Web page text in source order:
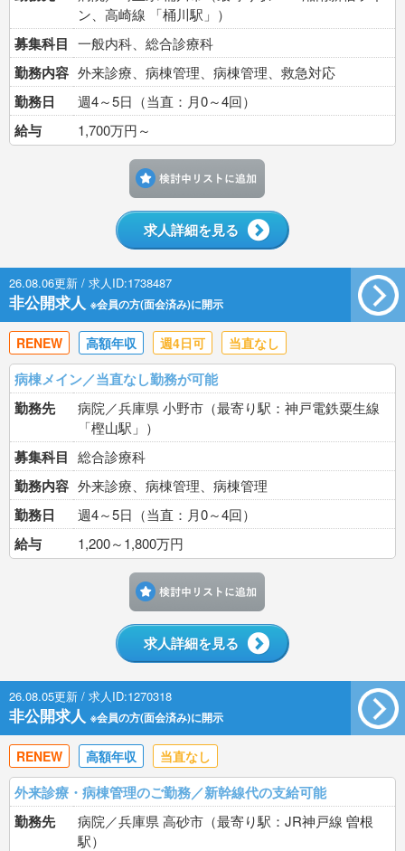
ン、高崎線 「桶川駅」）
募集科目 一般内科、総合診療科
勤務内容 外来診療、病棟管理、病棟管理、救急対応
勤務日 週4～5日（当直：月0～4回）
給与 1,700万円～
求人詳細を見る
26.08.06更新 / 求人ID:1738487
非公開求人 ※会員の方(面会済み)に開示
RENEW 高額年収 週4日可 当直なし
病棟メイン／当直なし勤務が可能
勤務先
病院／兵庫県 小野市（最寄り駅：神戸電鉄粟生線
「樫山駅」）
募集科目 総合診療科
勤務内容 外来診療、病棟管理、病棟管理
勤務日 週4～5日（当直：月0～4回）
給与 1,200～1,800万円
求人詳細を見る
26.08.05更新 / 求人ID:1270318
非公開求人 ※会員の方(面会済み)に開示
RENEW 高額年収 当直なし
外来診療・病棟管理のご勤務／新幹線代の支給可能
勤務先
病院／兵庫県 高砂市（最寄り駅：JR神戸線 曽根
駅）